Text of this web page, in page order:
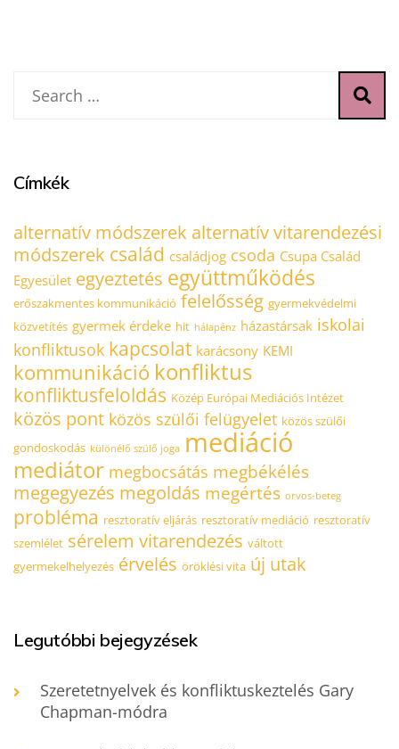
Címkék
alternatív módszerek alternatív vitarendezési
módszerek család családjog csoda Csupa Család
Egyesület egyeztetés együttműködés
erőszakmentes kommunikáció felelősség gyermekvédelmi
közvetítés gyermek érdeke hit hálapénz házastársak iskolai
konfliktusok kapcsolat karácsony KEMI
kommunikáció konfliktus
konfliktusfeloldás Közép Európai Mediációs Intézet
közös pont közös szülői felügyelet közös szülői
gondoskodás különélő szülő joga mediáció
mediátor megbocsátás megbékélés
megegyezés megoldás megértés orvos-beteg
probléma resztoratív eljárás resztoratív mediáció resztoratív
szemlélet sérelem vitarendezés váltott
gyermekelhelyezés érvelés öröklési vita új utak
Legutóbbi bejegyzések
Szeretetnyelvek és konfliktuskeztelés Gary
Chapman-módra